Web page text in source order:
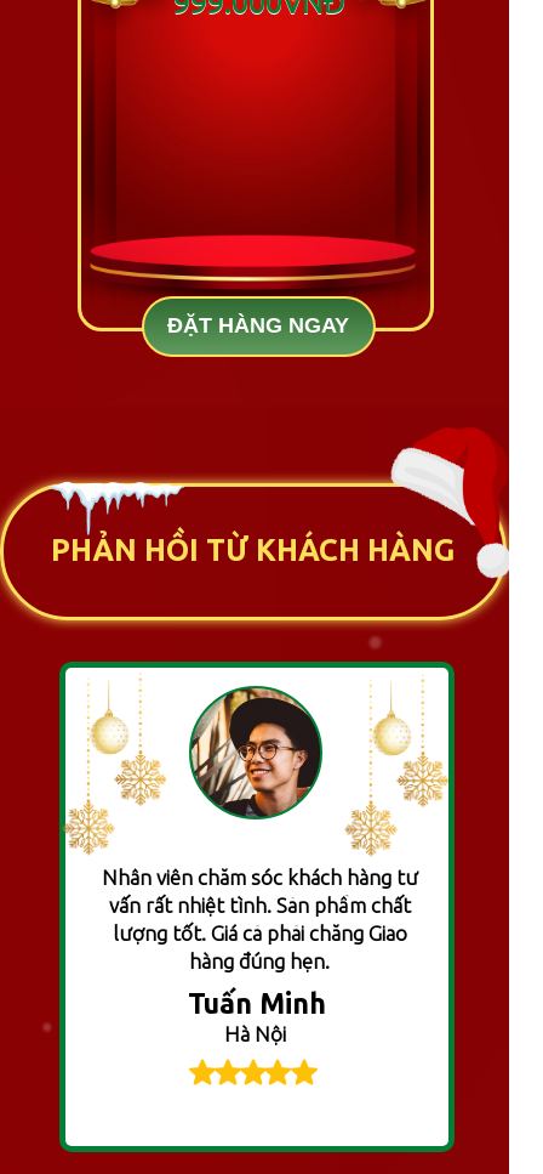
ĐẶT HÀNG NGAY
PHẢN HỒI TỪ KHÁCH HÀNG
Nhân viên chăm sóc khách hàng tư
vấn rất nhiệt tình. Sản phẩm chất
lượng tốt. Giá cả phải chăng Giao
hàng đúng hẹn.
Tuấn Minh
Hà Nội